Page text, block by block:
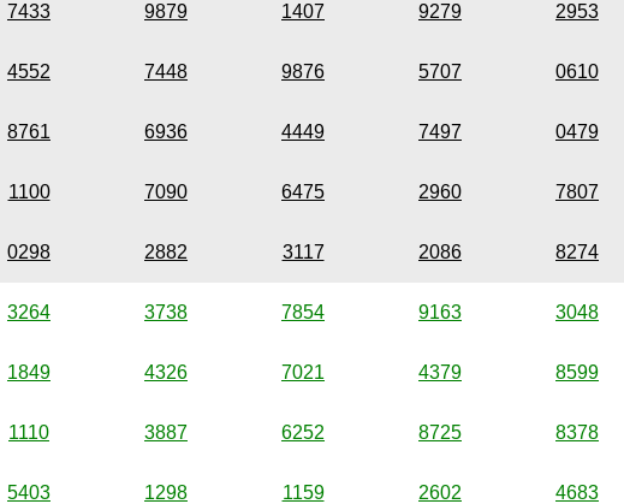
7433 9879 1407 9279 2953
4552 7448 9876 5707 0610
8761 6936 4449 7497 0479
1100 7090 6475 2960 7807
0298 2882 3117 2086 8274
3264 3738 7854 9163 3048
1849 4326 7021 4379 8599
1110 3887 6252 8725 8378
5403 1298 1159 2602 4683